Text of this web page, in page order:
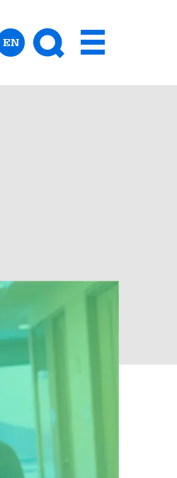
EN
Zoeken
Menu